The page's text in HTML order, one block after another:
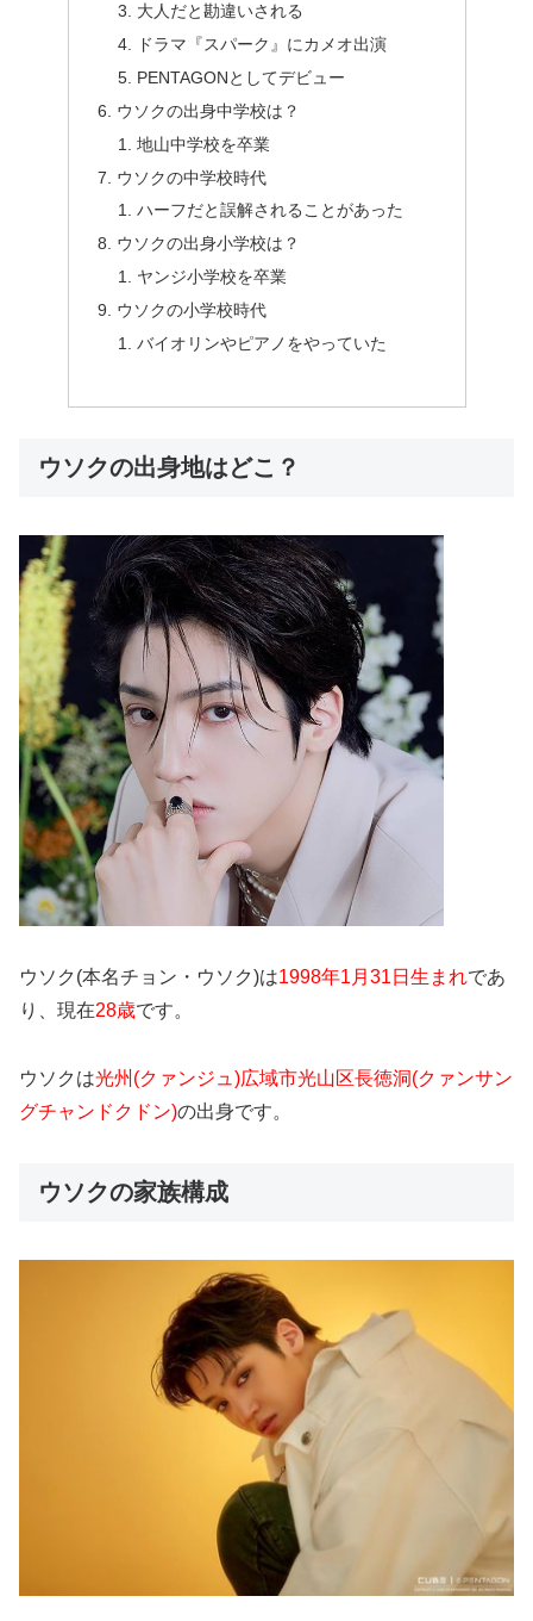
大人だと勘違いされる
ドラマ『スパーク』にカメオ出演
PENTAGONとしてデビュー
ウソクの出身中学校は？
地山中学校を卒業
ウソクの中学校時代
ハーフだと誤解されることがあった
ウソクの出身小学校は？
ヤンジ小学校を卒業
ウソクの小学校時代
バイオリンやピアノをやっていた
ウソクの出身地はどこ？
ウソク(本名チョン・ウソク)は1998年1月31日生まれであ
り、現在28歳です。
ウソクは光州(クァンジュ)広域市光山区長徳洞(クァンサン
グチャンドクドン)の出身です。
ウソクの家族構成